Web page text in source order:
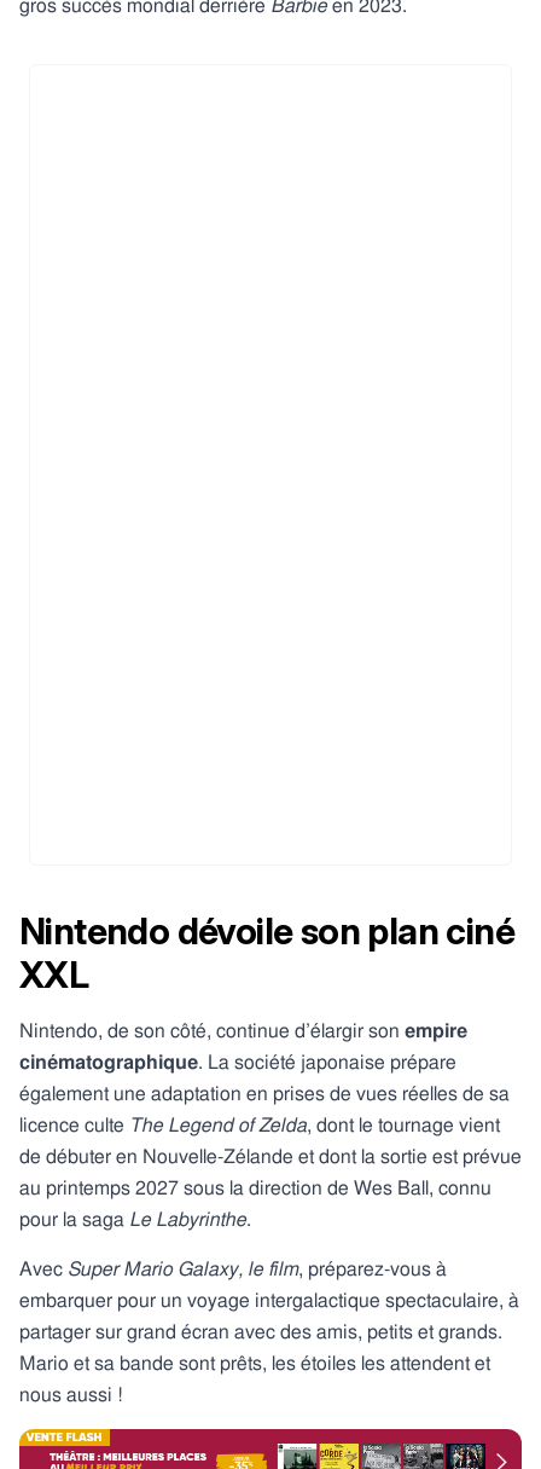
gros succès mondial derrière Barbieen 2023.
Nintendo dévoile son plan ciné
XXL
Nintendo, de son côté, continue d’élargir son empire
cinématographique. La société japonaise prépare
également une adaptation en prises de vues réelles de sa
licence culte The Legend of Zelda, dont le tournage vient
de débuter en Nouvelle-Zélande et dont la sortie est prévue
au printemps 2027 sous la direction de Wes Ball, connu
pour la saga Le Labyrinthe.
Avec Super Mario Galaxy, le film, préparez-vous à
embarquer pour un voyage intergalactique spectaculaire, à
partager sur grand écran avec des amis, petits et grands.
Mario et sa bande sont prêts, les étoiles les attendent et
nous aussi !